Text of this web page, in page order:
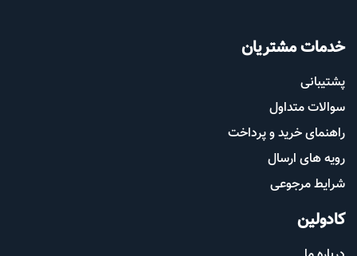
خدمات مشتریان
پشتیب​​انی
سوالات متداول
راهنمای خرید و پرداخت
رویه های ارسال
شرایط مرجوعی
کادولین